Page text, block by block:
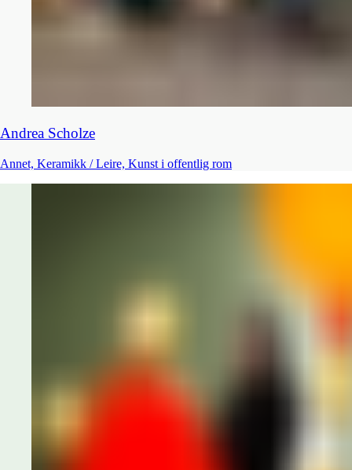
Andrea​​​​‌ ‍ ​‍​‍‌‍ ‌ ​‍‌‍‍‌‌‍‌ ‌‍‍‌‌‍ ‍​‍​‍​ ‍‍​‍​‍‌ ​ ‌‍​‌‌‍ ‍‌‍‍‌‌ ‌​‌ ‍‌​‍ ‍‌‍‍‌‌‍ ​‍​‍​‍ ​​‍​‍‌‍‍​‌ ​‍‌‍‌‌‌‍‌‍​‍​‍​ ‍‍​‍​‍​‍ ‌ ​ ‌ ‌​‌ ‌‌‌‍‌​‌‍‍‌‌‍ ​‍ ‌‍‍‌‌‍ ‍‌ ‌​‌‍‌‌‌‍ ‍‌ ‌​​‍ ‌‍‌‌‌‍‌​‌‍‍‌‌ ‌​​‍ ‌‍ ‌‌‍ ‌‍‌​‌‍‌‌​ ‌‌ ​​‌ ​‍‌‍‌‌‌ ​ ‌‍‌‌‌‍ ‍‌ ‌​‌‍​‌‌ ‌​‌‍‍‌‌‍ ‌‍ ‍​ ‍ ‌‍‍‌‌‍‌​​ ‌‌‍‍‌‌‍ ‌‌ ​​‌‍ ‌ ​‍‌ ‌​‌‍‌‌‌‍‌​​‍ ‌‌ ‌‌‌ ​ ‌‍‌‌‌ ​‍​‍ ‌​ ‍‌​ ‌ ​ ‍ ‌ ‌​‌ ‍‌‌ ​​‌‍‌‌​ ‌‌ ‌‌‌ ​ ‌‍‌‌‌ ​‍​ ‍ ‌ ​​‌‍​‌‌ ‌​‌‍‍​​ ‌‌‍‌‍‌‍‍‌‌ ​‍‌ ​ ‌ ‌​‌​ ‍‌‍​‌‌‍ ‌‌‍‌‌​ ‌‍​‍‌‍​‌‌ ​ ‌‍‌‌‌‌‌‌‌ ​‍‌‍ ​​ ‌​‍‌‌​ ​‍‌​‌‍‌ ​ ‌ ‌​‌ ‌‌‌‍‌​‌‍‍‌‌‍ ​‍‌‍‌‍‍‌‌‍‌​​ ‌‌‍‍‌‌‍ ‌‌ ​​‌‍ ‌ ​‍‌ ‌​‌‍‌‌‌‍‌​​‍ ‌‌ ‌‌‌ ​ ‌‍‌‌‌ ​‍​‍ ‌​ ‍‌​ ‌ ​‍‌‍‌ ‌​‌ ‍‌‌ ​​‌‍‌‌​ ‌‌ ‌‌‌ ​ ‌‍‌‌‌ ​‍​‍‌‍‌ ​​‌‍​‌‌ ‌​‌‍‍​​ ‌‌‍‌‍‌‍‍‌‌ ​‍‌ ​ ‌ ‌​‌​ ‍‌‍​‌‌‍ ‌‌‍‌‌​‍​‍‌ ‌​​​​‌ ‍ ​‍​‍‌‍ ‌ ​‍‌‍‍‌‌‍‌ ‌‍‍‌‌‍ ‍​‍​‍​ ‍‍​‍​‍‌ ​ ‌‍​‌‌‍ ‍‌‍‍‌‌ ‌​‌ ‍‌​‍ ‍‌‍‍‌‌‍ ​‍​‍​‍ ​​‍​‍‌‍‍​‌ ​‍‌‍‌‌‌‍‌‍​‍​‍​ ‍‍​‍​‍​‍ ‌ ​ ‌ ‌​‌ ‌‌‌‍‌​‌‍‍‌‌‍ ​‍ ‌‍‍‌‌‍ ‍‌ ‌​‌‍‌‌‌‍ ‍‌ ‌​​‍ ‌‍‌‌‌‍‌​‌‍‍‌‌ ‌​​‍ ‌‍ ‌‌‍ ‌‍‌​‌‍‌‌​ ‌‌ ​​‌ ​‍‌‍‌‌‌ ​ ‌‍‌‌‌‍ ‍‌ ‌​‌‍​‌‌ ‌​‌‍‍‌‌‍ ‌‍ ‍​ ‍ ‌‍‍‌‌‍‌​​ ‌‌‍‍‌‌‍ ‌‌ ​​‌‍ ‌ ​‍‌ ‌​‌‍‌‌‌‍‌​​‍ ‌‌ ‌‌‌ ​ ‌‍‌‌‌ ​‍​‍ ‌​ ‍‌​ ‌ ​ ‍ ‌ ‌​‌ ‍‌‌ ​​‌‍‌‌​ ‌‌ ‌‌‌ ​ ‌‍‌‌‌ ​‍​ ‍ ‌ ​​‌‍​‌‌ ‌​‌‍‍​​ ‌‌‍‌‍‌‍‍‌‌ ​‍‌ ​ ‌ ‌​‌​ ‍‌‍​‌‌‍ ‌‌‍‌‌​ ‌‍​‍‌‍​‌‌ ​ ‌‍‌‌‌‌‌‌‌ ​‍‌‍ ​​ ‌​‍‌‌​ ​‍‌​‌‍‌ ​ ‌ ‌​‌ ‌‌‌‍‌​‌‍‍‌‌‍ ​‍‌‍‌‍‍‌‌‍‌​​ ‌‌‍‍‌‌‍ ‌‌ ​​‌‍ ‌ ​‍‌ ‌​‌‍‌‌‌‍‌​​‍ ‌‌ ‌‌‌ ​ ‌‍‌‌‌ ​‍​‍ ‌​ ‍‌​ ‌ ​‍‌‍‌ ‌​‌ ‍‌‌ ​​‌‍‌‌​ ‌‌ ‌‌‌ ​ ‌‍‌‌‌ ​‍​‍‌‍‌ ​​‌‍​‌‌ ‌​‌‍‍​​ ‌‌‍‌‍‌‍‍‌‌ ​‍‌ ​ ‌ ‌​‌​ ‍‌‍​‌‌‍ ‌‌‍‌‌​‍​‍‌ ‌ Scholze​​​​‌ ‍ ​‍​‍‌‍ ‌ ​‍‌‍‍‌‌‍‌ ‌‍‍‌‌‍ ‍​‍​‍​ ‍‍​‍​‍‌ ​ ‌‍​‌‌‍ ‍‌‍‍‌‌ ‌​‌ ‍‌​‍ ‍‌‍‍‌‌‍ ​‍​‍​‍ ​​‍​‍‌‍‍​‌ ​‍‌‍‌‌‌‍‌‍​‍​‍​ ‍‍​‍​‍​‍ ‌ ​ ‌ ‌​‌ ‌‌‌‍‌​‌‍‍‌‌‍ ​‍ ‌‍‍‌‌‍ ‍‌ ‌​‌‍‌‌‌‍ ‍‌ ‌​​‍ ‌‍‌‌‌‍‌​‌‍‍‌‌ ‌​​‍ ‌‍ ‌‌‍ ‌‍‌​‌‍‌‌​ ‌‌ ​​‌ ​‍‌‍‌‌‌ ​ ‌‍‌‌‌‍ ‍‌ ‌​‌‍​‌‌ ‌​‌‍‍‌‌‍ ‌‍ ‍​ ‍ ‌‍‍‌‌‍‌​​ ‌‌‍‍‌‌‍ ‌‌ ​​‌‍ ‌ ​‍‌ ‌​‌‍‌‌‌‍‌​​‍ ‌‌ ‌‌‌ ​ ‌‍‌‌‌ ​‍​‍ ‌​ ‍‌​ ‌ ​ ‍ ‌ ‌​‌ ‍‌‌ ​​‌‍‌‌​ ‌‌ ‌‌‌ ​ ‌‍‌‌‌ ​‍​ ‍ ‌ ​​‌‍​‌‌ ‌​‌‍‍​​ ‌‌‍ ​‌‍​‌‌ ​ ‌ ‌​‌​ ‍‌‍​‌‌‍ ‌‌‍‌‌​ ‌‍​‍‌‍​‌‌ ​ ‌‍‌‌‌‌‌‌‌ ​‍‌‍ ​​ ‌​‍‌‌​ ​‍‌​‌‍‌ ​ ‌ ‌​‌ ‌‌‌‍‌​‌‍‍‌‌‍ ​‍‌‍‌‍‍‌‌‍‌​​ ‌‌‍‍‌‌‍ ‌‌ ​​‌‍ ‌ ​‍‌ ‌​‌‍‌‌‌‍‌​​‍ ‌‌ ‌‌‌ ​ ‌‍‌‌‌ ​‍​‍ ‌​ ‍‌​ ‌ ​‍‌‍‌ ‌​‌ ‍‌‌ ​​‌‍‌‌​ ‌‌ ‌‌‌ ​ ‌‍‌‌‌ ​‍​‍‌‍‌ ​​‌‍​‌‌ ‌​‌‍‍​​ ‌‌‍ ​‌‍​‌‌ ​ ‌ ‌​‌​ ‍‌‍​‌‌‍ ‌‌‍‌‌​‍​‍‌ ‌​​​​‌ ‍ ​‍​‍‌‍ ‌ ​‍‌‍‍‌‌‍‌ ‌‍‍‌‌‍ ‍​‍​‍​ ‍‍​‍​‍‌ ​ ‌‍​‌‌‍ ‍‌‍‍‌‌ ‌​‌ ‍‌​‍ ‍‌‍‍‌‌‍ ​‍​‍​‍ ​​‍​‍‌‍‍​‌ ​‍‌‍‌‌‌‍‌‍​‍​‍​ ‍‍​‍​‍​‍ ‌ ​ ‌ ‌​‌ ‌‌‌‍‌​‌‍‍‌‌‍ ​‍ ‌‍‍‌‌‍ ‍‌ ‌​‌‍‌‌‌‍ ‍‌ ‌​​‍ ‌‍‌‌‌‍‌​‌‍‍‌‌ ‌​​‍ ‌‍ ‌‌‍ ‌‍‌​‌‍‌‌​ ‌‌ ​​‌ ​‍‌‍‌‌‌ ​ ‌‍‌‌‌‍ ‍‌ ‌​‌‍​‌‌ ‌​‌‍‍‌‌‍ ‌‍ ‍​ ‍ ‌‍‍‌‌‍‌​​ ‌‌‍‍‌‌‍ ‌‌ ​​‌‍ ‌ ​‍‌ ‌​‌‍‌‌‌‍‌​​‍ ‌‌ ‌‌‌ ​ ‌‍‌‌‌ ​‍​‍ ‌​ ‍‌​ ‌ ​ ‍ ‌ ‌​‌ ‍‌‌ ​​‌‍‌‌​ ‌‌ ‌‌‌ ​ ‌‍‌‌‌ ​‍​ ‍ ‌ ​​‌‍​‌‌ ‌​‌‍‍​​ ‌‌‍ ​‌‍​‌‌ ​ ‌ ‌​‌​ ‍‌‍​‌‌‍ ‌‌‍‌‌​ ‌‍​‍‌‍​‌‌ ​ ‌‍‌‌‌‌‌‌‌ ​‍‌‍ ​​ ‌​‍‌‌​ ​‍‌​‌‍‌ ​ ‌ ‌​‌ ‌‌‌‍‌​‌‍‍‌‌‍ ​‍‌‍‌‍‍‌‌‍‌​​ ‌‌‍‍‌‌‍ ‌‌ ​​‌‍ ‌ ​‍‌ ‌​‌‍‌‌‌‍‌​​‍ ‌‌ ‌‌‌ ​ ‌‍‌‌‌ ​‍​‍ ‌​ ‍‌​ ‌ ​‍‌‍‌ ‌​‌ ‍‌‌ ​​‌‍‌‌​ ‌‌ ‌‌‌ ​ ‌‍‌‌‌ ​‍​‍‌‍‌ ​​‌‍​‌‌ ‌​‌‍‍​​ ‌‌‍ ​‌‍​‌‌ ​ ‌ ‌​‌​ ‍‌‍​‌‌‍ ‌‌‍‌‌​‍​‍‌ ‌
Annet, Keramikk / Leire, Kunst i offentlig rom